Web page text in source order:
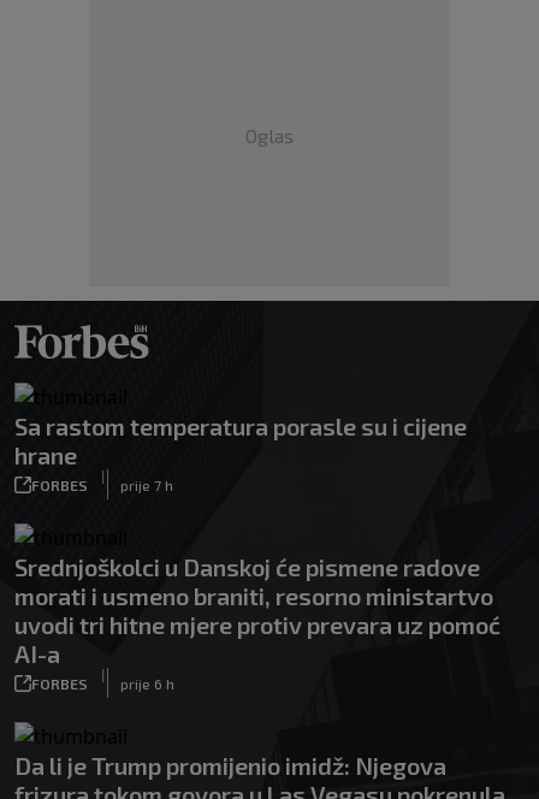
Oglas
Sa rastom temperatura porasle su i cijene
hrane
FORBES
|
prije 7 h
Srednjoškolci u Danskoj će pismene radove
morati i usmeno braniti, resorno ministartvo
uvodi tri hitne mjere protiv prevara uz pomoć
AI-a
FORBES
|
prije 6 h
Da li je Trump promijenio imidž: Njegova